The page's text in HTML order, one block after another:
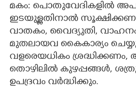
മകം: പൊതുവേദികളിൽ
ഇടയുള്ളതിനാൽ
വാതകം, വൈദ്യുതി,
മുതലായവ കൈകാര്യം
വളരെയധികം
തൊഴിലിൽ കുഴപ്പങ്ങൾ,
ഉപദ്രവം വർദ്ധിക്കും.